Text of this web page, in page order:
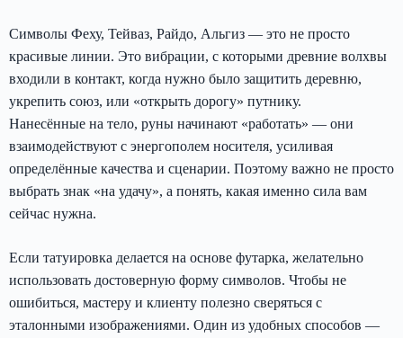
Символы Феху, Тейваз, Райдо, Альгиз — это не просто
красивые линии. Это вибрации, с которыми древние волхвы
входили в контакт, когда нужно было защитить деревню,
укрепить союз, или «открыть дорогу» путнику.
Нанесённые на тело, руны начинают «работать» — они
взаимодействуют с энергополем носителя, усиливая
определённые качества и сценарии. Поэтому важно не просто
выбрать знак «на удачу», а понять, какая именно сила вам
сейчас нужна.
Если татуировка делается на основе футарка, желательно
использовать достоверную форму символов. Чтобы не
ошибиться, мастеру и клиенту полезно сверяться с
эталонными изображениями. Один из удобных способов —